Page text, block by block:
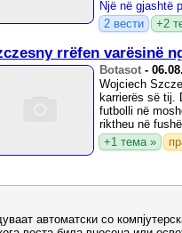
2 вести
+2
rrëfen varësinë
Botasot-
Wojciech
karrierës së tij.
futbolli në
riktheu në
+1 тема »
автоматски со